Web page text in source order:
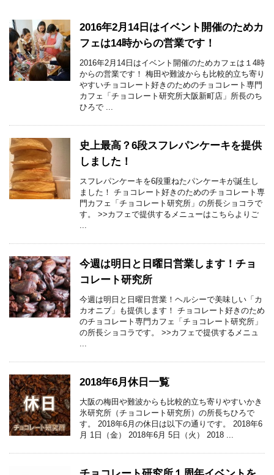
2016年2月14日はイベント開催のためカ
フェは14時からの営業です！
2016年2月14日はイベント開催のためカフェは１4時
からの営業です！ 梅田や難波からも比較的立ち寄り
やすいチョコレート好きのためのチョコレート専門
カフェ「チョコレート研究所大阪新町店」所長のち
ひろで ...
史上最高？6段スフレパンケーキを提供
しました！
スフレパンケーキを6段重ねたパンケーキが誕生し
ました！ チョコレート好きのためのチョコレート専
門カフェ「チョコレート研究所」の所長ショコラで
す。 >>カフェで提供するメニューはこちらよりご
...
今週は明日と日曜日営業します！チョ
コレート研究所
今週は明日と日曜日営業！ヘルシーで美味しい「カ
カオニブ」も提供します！ チョコレート好きのため
のチョコレート専門カフェ「チョコレート研究所」
の所長ショコラです。 >>カフェで提供するメニュ
...
2018年6月休日一覧
大阪の梅田や難波からも比較的立ち寄りやすいかき
氷研究所（チョコレート研究所）の所長ちひろで
す。 2018年6月の休日は以下の通りです。 2018年6
月 1日（金） 2018年6月 5日（火） 2018 ...